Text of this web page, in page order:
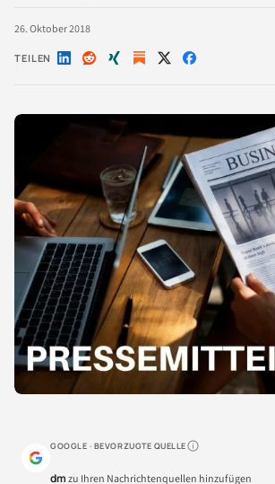
26. Oktober 2018
TEILEN Auf Auf Auf Auf Auf
GOOGLE · BEVORZUGTE QUELLEWarum lohnt sich das?
dmzu Ihren Nachrichtenquellen hinzufügen